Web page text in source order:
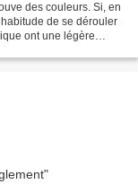
des couleurs. Si, en
de se dérouler
ont une légère